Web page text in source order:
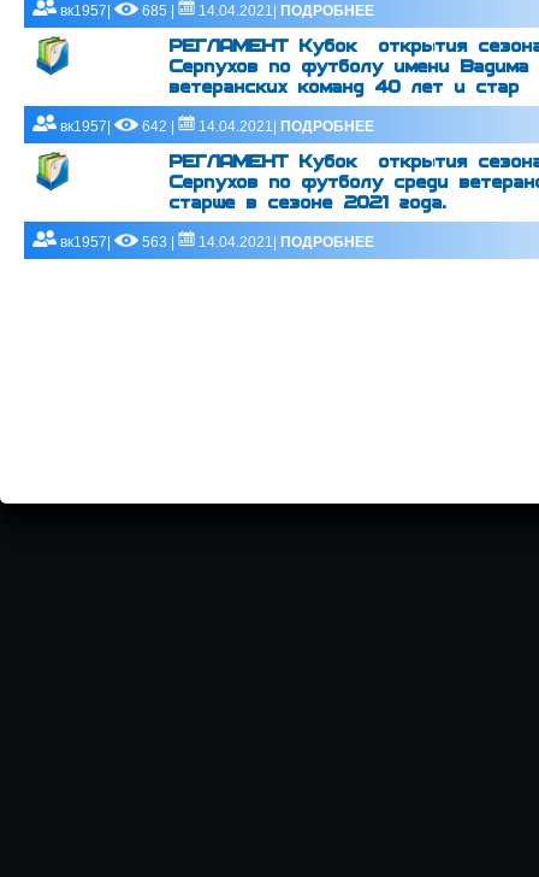
вк1957| 685 | 14.04.2021| ПОДРОБНЕЕ
РЕГЛАМЕНТ Кубок открытия
Серпухов по футболу имени Вадима
ветеранских команд 40 лет и стар
вк1957| 642 | 14.04.2021| ПОДРОБНЕЕ
РЕГЛАМЕНТ Кубок открытия
Серпухов по футболу среди
старше в сезоне 2021 года.
вк1957| 563 | 14.04.2021| ПОДРОБНЕЕ